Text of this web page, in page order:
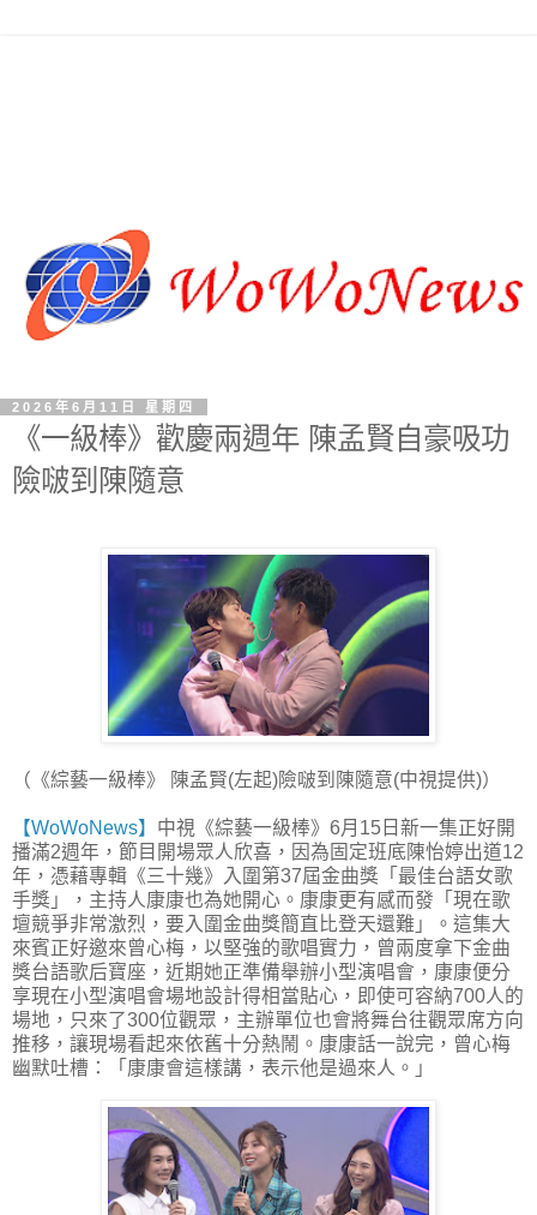
2026年6月11日 星期四
《一級棒》歡慶兩週年 陳孟賢自豪吸功
險啵到陳隨意
（《綜藝一級棒》 陳孟賢(左起)險啵到陳隨意(中視提供)）
【WoWoNews】 中視《綜藝一級棒》6月15日新一集正好開
播滿2週年，節目開場眾人欣喜，因為固定班底陳怡婷出道12
年，憑藉專輯《三十幾》入圍第37屆金曲獎「最佳台語女歌
手獎」，主持人康康也為她開心。康康更有感而發「現在歌
壇競爭非常激烈，要入圍金曲獎簡直比登天還難」。這集大
來賓正好邀來曾心梅，以堅強的歌唱實力，曾兩度拿下金曲
獎台語歌后寶座，近期她正準備舉辦小型演唱會，康康便分
享現在小型演唱會場地設計得相當貼心，即使可容納700人的
場地，只來了300位觀眾，主辦單位也會將舞台往觀眾席方向
推移，讓現場看起來依舊十分熱鬧。康康話一說完，曾心梅
幽默吐槽：「康康會這樣講，表示他是過來人。」